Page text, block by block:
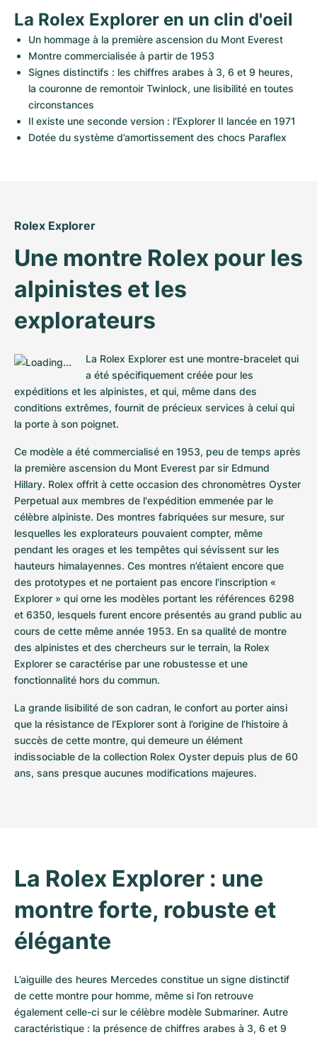
La Rolex Explorer en un clin d'oeil
Un hommage à la première ascension du Mont Everest
Montre commercialisée à partir de 1953
Signes distinctifs : les chiffres arabes à 3, 6 et 9 heures,
la couronne de remontoir Twinlock, une lisibilité en toutes
circonstances
Il existe une seconde version : l'Explorer II lancée en 1971
Dotée du système d’amortissement des chocs Paraflex
Rolex Explorer
Une montre Rolex pour les
alpinistes et les
explorateurs
La Rolex Explorer est une montre-bracelet qui
a été spécifiquement créée pour les
expéditions et les alpinistes, et qui, même dans des
conditions extrêmes, fournit de précieux services à celui qui
la porte à son poignet.
Ce modèle a été commercialisé en 1953, peu de temps après
la première ascension du Mont Everest par sir Edmund
Hillary. Rolex offrit à cette occasion des chronomètres Oyster
Perpetual aux membres de l'expédition emmenée par le
célèbre alpiniste. Des montres fabriquées sur mesure, sur
lesquelles les explorateurs pouvaient compter, même
pendant les orages et les tempêtes qui sévissent sur les
hauteurs himalayennes. Ces montres n’étaient encore que
des prototypes et ne portaient pas encore l'inscription «
Explorer » qui orne les modèles portant les références 6298
et 6350, lesquels furent encore présentés au grand public au
cours de cette même année 1953. En sa qualité de montre
des alpinistes et des chercheurs sur le terrain, la Rolex
Explorer se caractérise par une robustesse et une
fonctionnalité hors du commun.
La grande lisibilité de son cadran, le confort au porter ainsi
que la résistance de l’Explorer sont à l’origine de l’histoire à
succès de cette montre, qui demeure un élément
indissociable de la collection Rolex Oyster depuis plus de 60
ans, sans presque aucunes modifications majeures.
La Rolex Explorer : une
montre forte, robuste et
élégante
L’aiguille des heures Mercedes constitue un signe distinctif
de cette montre pour homme, même si l’on retrouve
également celle-ci sur le célèbre modèle Submariner. Autre
caractéristique : la présence de chiffres arabes à 3, 6 et 9